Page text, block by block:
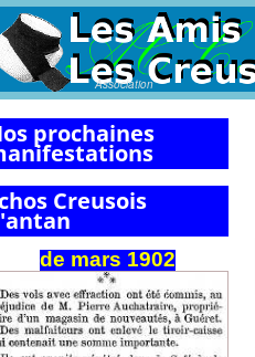
Association
prochaines
Creusois
de mars 1902